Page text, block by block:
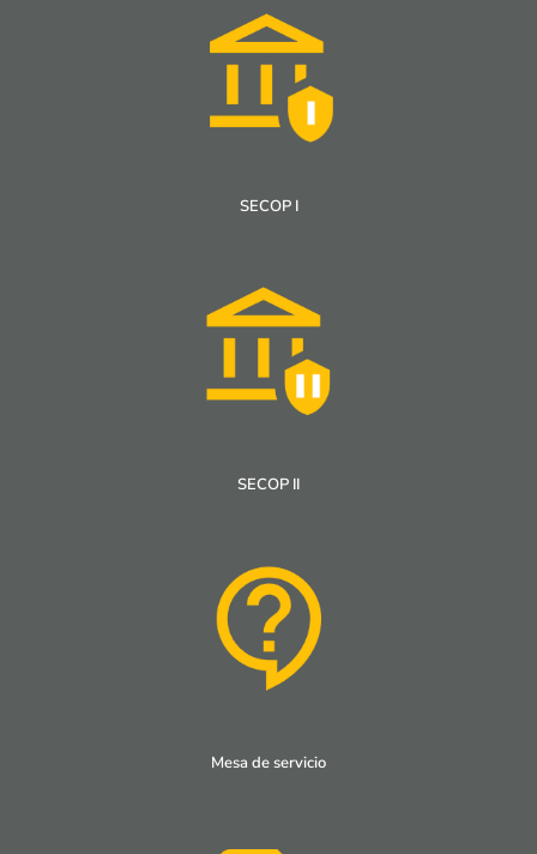
SECOP I
SECOP II
Mesa de servicio